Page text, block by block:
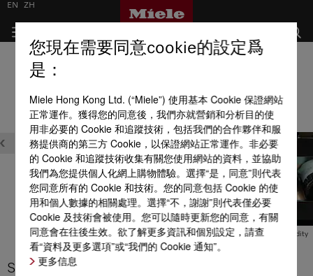
酒櫃
方便使用
SilenceSystem ActiveHumidity
SilenceSystem
EN ZH
您現在需要同意cookie的設定爲
是：
Miele Hong Kong Ltd. (“Miele”) 使用基本 Cookie 保證網站
正常運作。獲得您的同意後，我們亦就營銷和分析目的使
用非必要的 Cookie 和追蹤技術，包括我們的合作夥伴和服
務提供商的第三方 Cookie，以保證網站正常運作。非必要
的 Cookie 和追蹤技術收集有關您使用網站的資料，並協助
我們為您提供個人化網上購物體驗。選擇“是，同意”則代表
您同意所有的 Cookie 和技術。您的同意包括 Cookie 的使
用和個人數據的相關處理。選擇“不，謝謝”則代表僅必要
Cookie 及技術會被使用。您可以隨時更新您的同意，有關
同意會在往後生效。欲了解更多資訊和個別設定，請查
看“資料及更多選項”或“我們的 Cookie 通知”。
更多信息